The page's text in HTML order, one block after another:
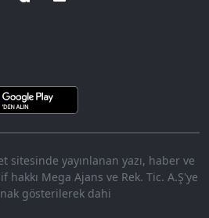
sitesinde yayınlanan yazı, haber ve
Mega Ajans ve Rek. Tic. A.Ş'ye
gösterilerek dahi